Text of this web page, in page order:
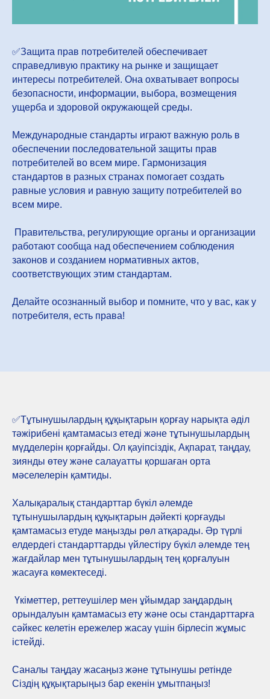
✅️Защита прав потребителей обеспечивает
справедливую практику на рынке и защищает
интересы потребителей. Она охватывает вопросы
безопасности, информации, выбора, возмещения
ущерба и здоровой окружающей среды.
Международные стандарты играют важную роль в
обеспечении последовательной защиты прав
потребителей во всем мире. Гармонизация
стандартов в разных странах помогает создать
равные условия и равную защиту потребителей во
всем мире.
Правительства, регулирующие органы и организации
работают сообща над обеспечением соблюдения
законов и созданием нормативных актов,
соответствующих этим стандартам.
Делайте осознанный выбор и помните, что у вас, как у
потребителя, есть права!
✅️Тұтынушылардың құқықтарын қорғау нарықта әділ
тәжірибені қамтамасыз етеді және тұтынушылардың
мүдделерін қорғайды. Ол қауіпсіздік, Ақпарат, таңдау,
зиянды өтеу және салауатты қоршаған орта
мәселелерін қамтиды.
Халықаралық стандарттар бүкіл әлемде
тұтынушылардың құқықтарын дәйекті қорғауды
қамтамасыз етуде маңызды рөл атқарады. Әр түрлі
елдердегі стандарттарды үйлестіру бүкіл әлемде тең
жағдайлар мен тұтынушылардың тең қорғалуын
жасауға көмектеседі.
Үкіметтер, реттеушілер мен ұйымдар заңдардың
орындалуын қамтамасыз ету және осы стандарттарға
сәйкес келетін ережелер жасау үшін бірлесіп жұмыс
істейді.
Саналы таңдау жасаңыз және тұтынушы ретінде
Сіздің құқықтарыңыз бар екенін ұмытпаңыз!